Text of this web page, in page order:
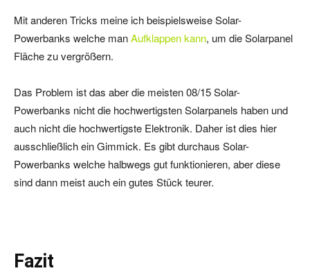
Mit anderen Tricks meine ich beispielsweise Solar-
Powerbanks welche manAufklappen kann, um die Solarpanel
Fläche zu vergrößern.
Das Problem ist das aber die meisten 08/15 Solar-
Powerbanks nicht die hochwertigsten Solarpanels haben und
auch nicht die hochwertigste Elektronik. Daher ist dies hier
ausschließlich ein Gimmick. Es gibt durchaus Solar-
Powerbanks welche halbwegs gut funktionieren, aber diese
sind dann meist auch ein gutes Stück teurer.
Fazit